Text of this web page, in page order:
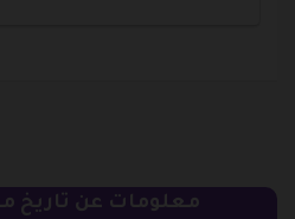
معلومات عن تاريخ